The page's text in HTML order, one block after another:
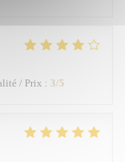
/ Prix : 3/5